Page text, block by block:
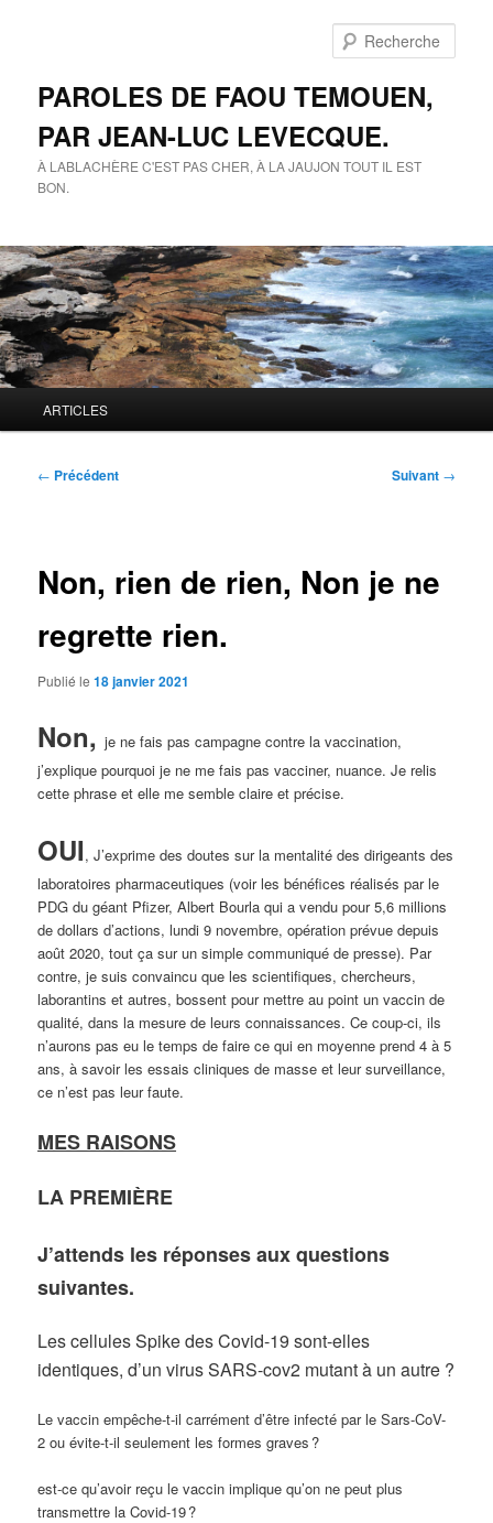
PAROLES DE FAOU TEMOUEN,
PAR JEAN-LUC LEVECQUE.
À LABLACHÈRE C'EST PAS CHER, À LA JAUJON TOUT IL EST
BON.
principal
ARTICLES
Navigation
← Précédent Suivant →
Non, rien de rien, Non je ne
regrette rien.
Publié le18 janvier 2021
Non,je ne fais pas campagne contre la vaccination,
j’explique pourquoi je ne me fais pas vacciner, nuance. Je relis
cette phrase et elle me semble claire et précise.
OUI, J’exprime des doutes sur la mentalité des dirigeants des
laboratoires pharmaceutiques (voir les bénéfices réalisés par le
PDG du géant Pfizer, Albert Bourla qui a vendu pour 5,6 millions
de dollars d’actions, lundi 9 novembre, opération prévue depuis
août 2020, tout ça sur un simple communiqué de presse). Par
contre, je suis convaincu que les scientifiques, chercheurs,
laborantins et autres, bossent pour mettre au point un vaccin de
qualité, dans la mesure de leurs connaissances. Ce coup-ci, ils
n’aurons pas eu le temps de faire ce qui en moyenne prend 4 à 5
ans, à savoir les essais cliniques de masse et leur surveillance,
ce n’est pas leur faute.
MES RAISONS
LA PREMIÈRE
J’attends les réponses aux questions
suivantes.
Les cellules Spike des Covid-19 sont-elles
identiques, d’un virus SARS-cov2 mutant à un autre ?
Le vaccin empêche-t-il carrément d’être infecté par le Sars-CoV-
2 ou évite-t-il seulement les formes graves ?
est-ce qu’avoir reçu le vaccin implique qu’on ne peut plus
transmettre la Covid-19 ?